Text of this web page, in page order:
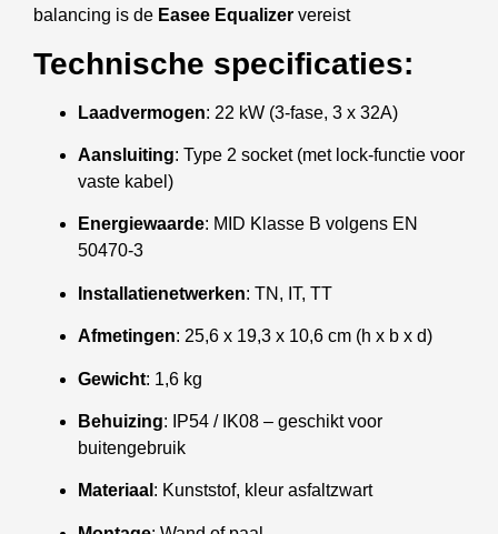
balancing is de Easee Equalizer vereist
Technische specificaties:
Laadvermogen: 22 kW (3-fase, 3 x 32A)
Aansluiting: Type 2 socket (met lock-functie voor
vaste kabel)
Energiewaarde: MID Klasse B volgens EN
50470-3
Installatienetwerken: TN, IT, TT
Afmetingen: 25,6 x 19,3 x 10,6 cm (h x b x d)
Gewicht: 1,6 kg
Behuizing: IP54 / IK08 – geschikt voor
buitengebruik
Materiaal : Kunststof, kleur asfaltzwart